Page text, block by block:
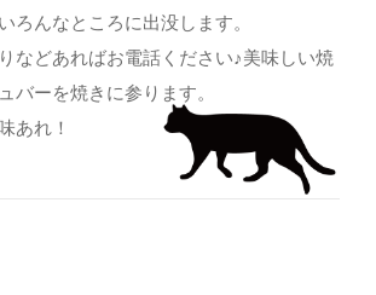
ろんなところに出没します。
などあればお電話ください♪美味しい焼
バーを焼きに参ります。
あれ！